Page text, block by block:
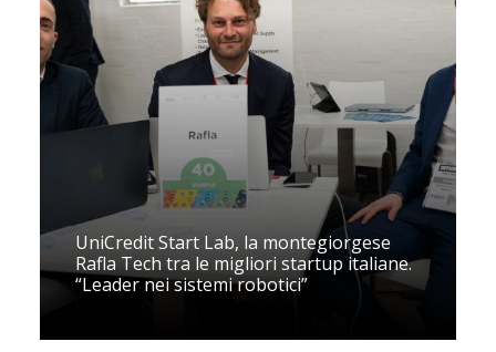
UniCredit Start Lab, la montegiorgese
Rafla Tech tra le migliori startup italiane.
“Leader nei sistemi robotici”